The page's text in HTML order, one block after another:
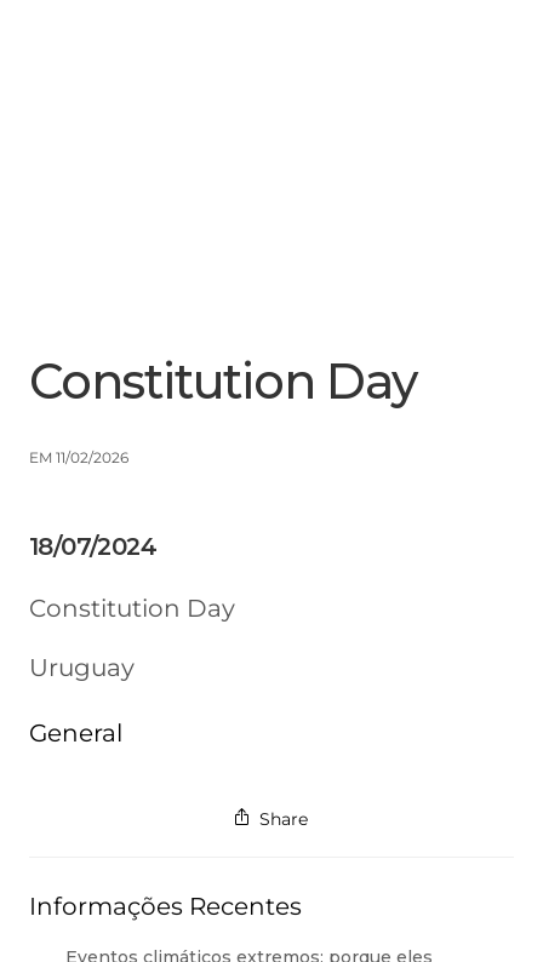
Constitution Day
EM 11/02/2026
18/07/2024
Constitution Day
Uruguay
General
Share
Informações Recentes